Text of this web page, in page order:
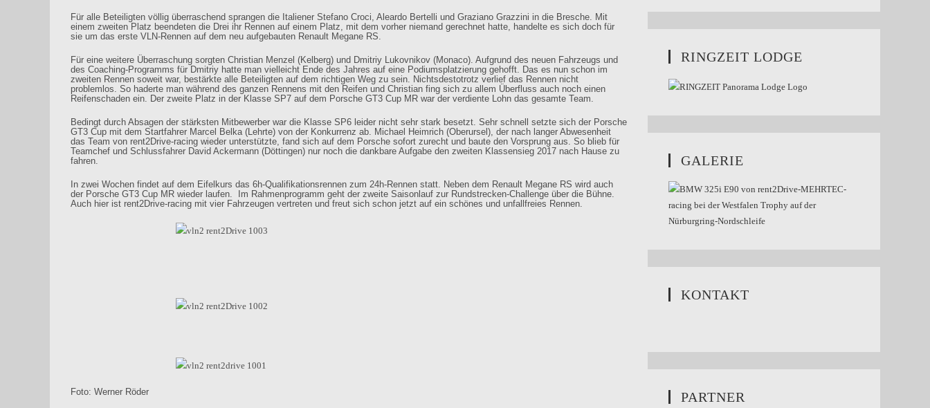
Für alle Beteiligten völlig überraschend sprangen die Italiener Stefano Croci, Aleardo Bertelli und Graziano Grazzini in die Bresche. Mit
einem zweiten Platz beendeten die Drei ihr Rennen auf einem Platz, mit dem vorher niemand gerechnet hatte, handelte es sich doch für
sie um das erste VLN-Rennen auf dem neu aufgebauten Renault Megane RS.
Für eine weitere Überraschung sorgten Christian Menzel (Kelberg) und Dmitriy Lukovnikov (Monaco). Aufgrund des neuen Fahrzeugs und
des Coaching-Programms für Dmitriy hatte man vielleicht Ende des Jahres auf eine Podiumsplatzierung gehofft. Das es nun schon im
zweiten Rennen soweit war, bestärkte alle Beteiligten auf dem richtigen Weg zu sein. Nichtsdestotrotz verlief das Rennen nicht
problemlos. So haderte man während des ganzen Rennens mit den Reifen und Christian fing sich zu allem Überfluss auch noch einen
Reifenschaden ein. Der zweite Platz in der Klasse SP7 auf dem Porsche GT3 Cup MR war der verdiente Lohn das gesamte Team.
Bedingt durch Absagen der stärksten Mitbewerber war die Klasse SP6 leider nicht sehr stark besetzt. Sehr schnell setzte sich der Porsche
GT3 Cup mit dem Startfahrer Marcel Belka (Lehrte) von der Konkurrenz ab. Michael Heimrich (Oberursel), der nach langer Abwesenheit
das Team von rent2Drive-racing wieder unterstützte, fand sich auf dem Porsche sofort zurecht und baute den Vorsprung aus. So blieb für
Teamchef und Schlussfahrer David Ackermann (Döttingen) nur noch die dankbare Aufgabe den zweiten Klassensieg 2017 nach Hause zu
fahren.
In zwei Wochen findet auf dem Eifelkurs das 6h-Qualifikationsrennen zum 24h-Rennen statt. Neben dem Renault Megane RS wird auch
der Porsche GT3 Cup MR wieder laufen.
Im Rahmenprogramm geht der zweite Saisonlauf zur Rundstrecken-Challenge über die Bühne.
Auch hier ist rent2Drive-racing mit vier Fahrzeugen vertreten und freut sich schon jetzt auf ein schönes und unfallfreies Rennen.
Foto: Werner Röder
RINGZEIT LODGE
GALERIE
KONTAKT
PARTNER